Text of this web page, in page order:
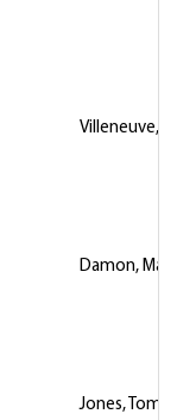
Villeneuve,
Damon, Matt
Jones,